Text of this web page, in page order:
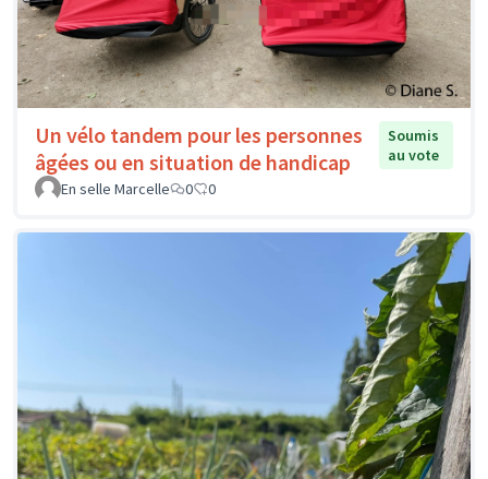
Un vélo tandem pour les personnes
âgées ou en situation de handicap
Soumis
au vote
En selle Marcelle
0 0